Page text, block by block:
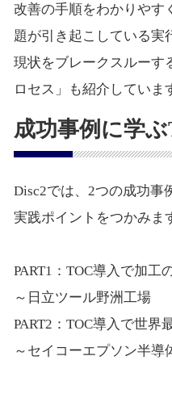
改善の手順をわかりやす
題が引き起こしている実
現状をブレークスルーす
ロセス」も紹介していま
成功事例に学
Disc2では、2つの成功事
実践ポイントをつかみま
PART1：TOC導入で加工
～日立ツール野洲工場
PART2：TOC導入で世界
～セイコーエプソン半導